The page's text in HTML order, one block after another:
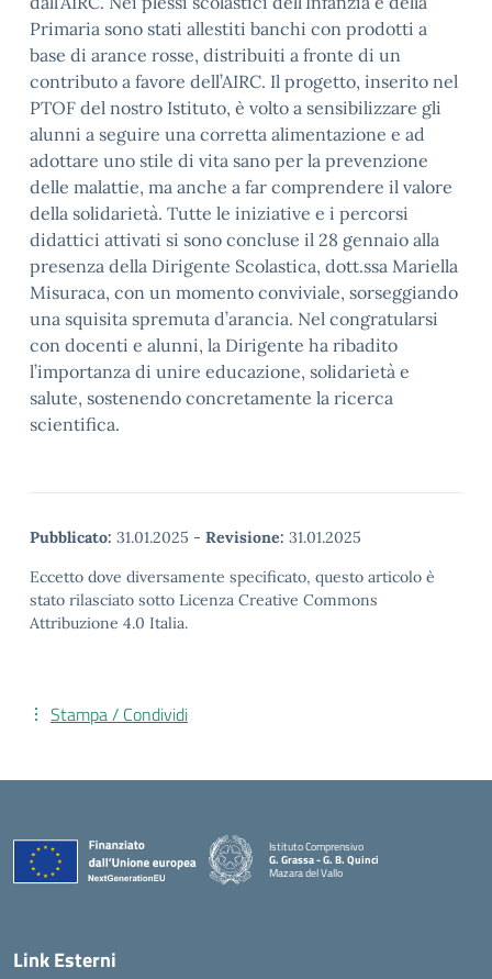
Primaria sono stati allestiti banchi con prodotti a
base di arance rosse, distribuiti a fronte di un
contributo a favore dell’AIRC. Il progetto, inserito nel
PTOF del nostro Istituto, è volto a sensibilizzare gli
alunni a seguire una corretta alimentazione e ad
adottare uno stile di vita sano per la prevenzione
delle malattie, ma anche a far comprendere il valore
della solidarietà. Tutte le iniziative e i percorsi
didattici attivati si sono concluse il 28 gennaio alla
presenza della Dirigente Scolastica, dott.ssa Mariella
Misuraca, con un momento conviviale, sorseggiando
una squisita spremuta d’arancia. Nel congratularsi
con docenti e alunni, la Dirigente ha ribadito
l’importanza di unire educazione, solidarietà e
salute, sostenendo concretamente la ricerca
scientifica.
Pubblicato: 31.01.2025 - Revisione: 31.01.2025
Eccetto dove diversamente specificato, questo articolo è
stato rilasciato sotto Licenza Creative Commons
Attribuzione 4.0 Italia.
Stampa / Condividi
Istituto Comprensivo
G. Grassa - G. B. Quinci
Mazara del Vallo
Link Esterni